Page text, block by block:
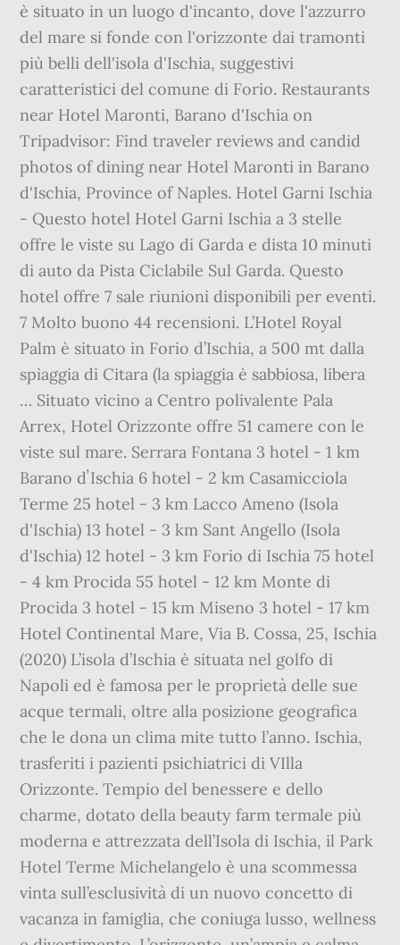
è situato in un luogo d'incanto, dove l'azzurro
del mare si fonde con l'orizzonte dai tramonti
più belli dell'isola d'Ischia, suggestivi
caratteristici del comune di Forio. Restaurants
near Hotel Maronti, Barano d'Ischia on
Tripadvisor: Find traveler reviews and candid
photos of dining near Hotel Maronti in Barano
d'Ischia, Province of Naples. Hotel Garni Ischia
- Questo hotel Hotel Garni Ischia a 3 stelle
offre le viste su Lago di Garda e dista 10 minuti
di auto da Pista Ciclabile Sul Garda. Questo
hotel offre 7 sale riunioni disponibili per eventi.
7 Molto buono 44 recensioni. L’Hotel Royal
Palm è situato in Forio d’Ischia, a 500 mt dalla
spiaggia di Citara (la spiaggia è sabbiosa, libera
… Situato vicino a Centro polivalente Pala
Arrex, Hotel Orizzonte offre 51 camere con le
viste sul mare. Serrara Fontana 3 hotel - 1 km
Barano dʼIschia 6 hotel - 2 km Casamicciola
Terme 25 hotel - 3 km Lacco Ameno (Isola
d'Ischia) 13 hotel - 3 km Sant Angello (Isola
d'Ischia) 12 hotel - 3 km Forio di Ischia 75 hotel
- 4 km Procida 55 hotel - 12 km Monte di
Procida 3 hotel - 15 km Miseno 3 hotel - 17 km
Hotel Continental Mare, Via B. Cossa, 25, Ischia
(2020) L’isola d’Ischia è situata nel golfo di
Napoli ed è famosa per le proprietà delle sue
acque termali, oltre alla posizione geografica
che le dona un clima mite tutto l’anno. Ischia,
trasferiti i pazienti psichiatrici di VIlla
Orizzonte. Tempio del benessere e dello
charme, dotato della beauty farm termale più
moderna e attrezzata dell’Isola di Ischia, il Park
Hotel Terme Michelangelo è una scommessa
vinta sull’esclusività di un nuovo concetto di
vacanza in famiglia, che coniuga lusso, wellness